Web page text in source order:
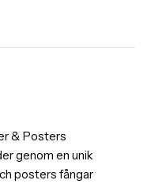
& Posters
genom en unik
posters fångar